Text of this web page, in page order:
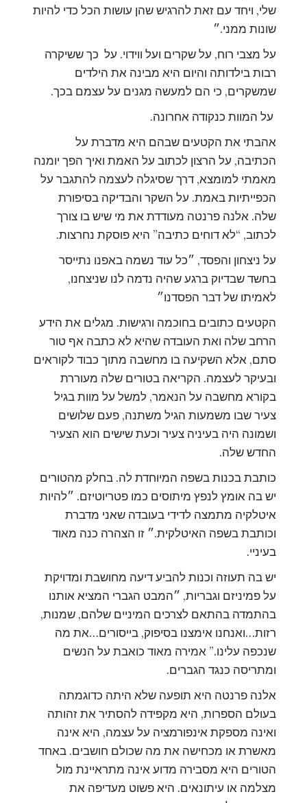
שלי, ויחד עם זאת להרגיש שהן עושות הכל כדי להיות
שונות ממני.״
על מצבי רוח, על שקרים ועל ווידוי. על כך ששיקרה
רבות בילדותה והיום היא מבינה את הילדים
שמשקרים, כי הם למעשה מגנים על עצמם בכך.
על המוות כנקודה אחרונה.
אהבתי את הקטעים שבהם היא מדברת על
הכתיבה, על הרצון לכתוב על האמת ואיך הפך יומנה
מאמתי למומצא, דרך שסיגלה לעצמה להתגבר על
הכפייתיות באמת. על השקר והבדיקה בסיפורת
שלה. אלנה פרנטה מעודדת את מי שיש בו צורך
לכתוב, “לא דוחים כתיבה” היא פוסקת נחרצות.
על ניצחון והפסד, ״כל עוד נשמה באפנו נתייסר
בחשד שבדיוק ברגע שהיה נדמה לנו שניצחנו,
לאמיתו של דבר הפסדנו״
הקטעים כתובים בחוכמה ורגישות. מגלים את הידע
הרחב שלה ואת העובדה שהיא לא כתבה אף טור
סתם, אלא השקיעה בו מחשבה מתוך כבוד לקוראים
ובעיקר לעצמה. הקריאה בטורים שלה מעוררת
בקורא מחשבה על הנאמר, למשל על מוות בגיל
צעיר שבו משמעות הגיל משתנה, פעם שלושים
ושמונה היה בעיניה צעיר וכעת שישים הוא הצעיר
החדש שלה.
כותבת בכנות בשפה המיוחדת לה. בחלק מהטורים
יש בה אומץ לנפץ מיתוסים כמו פטריוטיזם. ״להיות
איטלקיה מתמצה לדידי בעובדה שאני מדברת
וכותבת בשפה האיטלקית.״ זו הצהרה כנה מאוד
בעיניי.
יש בה תעוזה וכנות להביע דיעה מחושבת ומדויקת
על פמיניזם וגבריות, ״המבט הגברי המציא אותנו
בהתמדה בהתאם לצרכים המיניים שלהם, שמנות,
רזות…ואנחנו אימצנו בסיפוק, בייסורים…את מה
שנכפה עלינו.” אמירה מאוד כואבת על הנשים
ומתריסה כנגד הגברים.
אלנה פרנטה היא תופעה שלא היתה כדוגמתה
בעולם הספרות, היא מקפידה להסתיר את זהותה
ואינה מספקת אינפורמציה על עצמה, היא אינה
מאשרת או מכחישה את מה שכולם חושבים. באחד
הטורים היא מסבירה מדוע אינה מתראיינת מול
מצלמה או עיתונאים. היא פשוט מעדיפה את